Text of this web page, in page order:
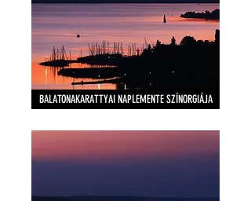
BALATONAKARATTYAI NAPLEMENTE SZÍNORGIÁJA